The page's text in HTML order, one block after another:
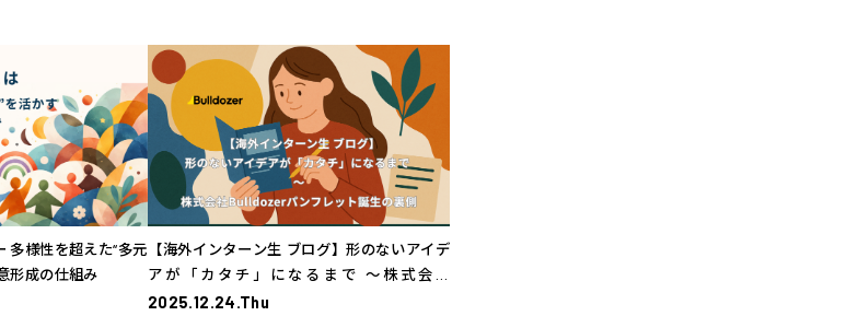
多様性を超えた“多元
形成の仕組み
【海外インターン生 ブログ】形のないアイデ
アが「カタチ」になるまで 〜株式会社
Bulldozerパンフレット誕生の裏側
2025.12.24.Thu